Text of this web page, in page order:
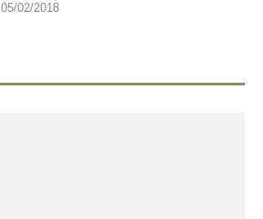
05/02/2018